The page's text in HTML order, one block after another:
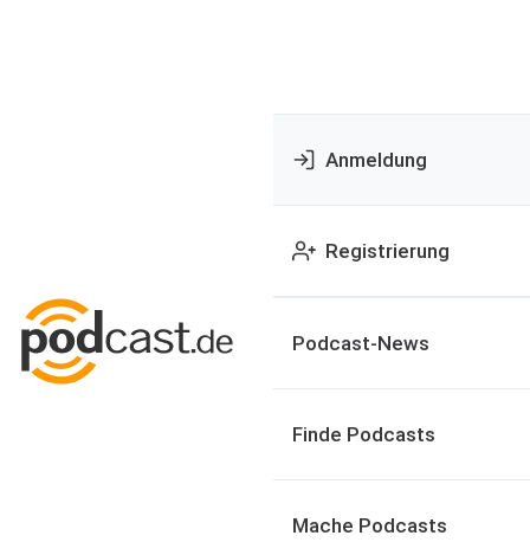
Anmeldung
Registrierung
Podcast-News
Finde Podcasts
Mache Podcasts